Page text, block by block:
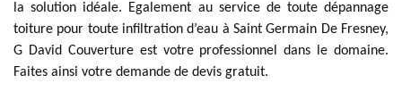
la solution idéale. Egalement au service de toute dépannage
toiture pour toute infiltration d’eau à Saint Germain De Fresney,
G David Couverture est votre professionnel dans le domaine.
Faites ainsi votre demande de devis gratuit.